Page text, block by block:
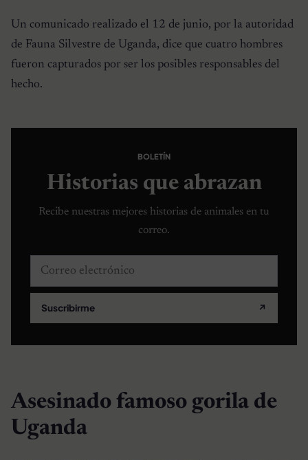
Un comunicado realizado el 12 de junio, por la autoridad
de Fauna Silvestre de Uganda, dice que cuatro hombres
fueron capturados por ser los posibles responsables del
hecho.
BOLETÍN
Historias que abrazan
Recibe nuestras mejores historias de animales en tu
correo.
Correo electrónico
Suscribirme ↗
Asesinado famoso gorila de
Uganda